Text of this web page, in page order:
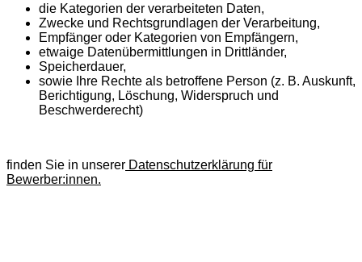
die Kategorien der verarbeiteten Daten,
Zwecke und Rechtsgrundlagen der Verarbeitung,
Empfänger oder Kategorien von Empfängern,
etwaige Datenübermittlungen in Drittländer,
Speicherdauer,
sowie Ihre Rechte als betroffene Person (z. B. Auskunft,
Berichtigung, Löschung, Widerspruch und
Beschwerderecht)
finden Sie in unserer Datenschutzerklärung für
Bewerber:innen.